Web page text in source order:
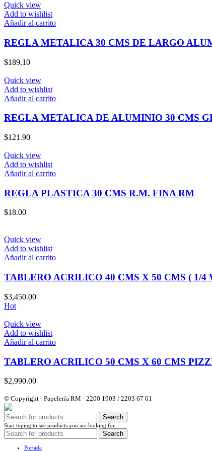
Quick view
Add to wishlist
Añadir al carrito
REGLA METALICA 30 CMS DE LARGO
$189.10
Quick view
Add to wishlist
Añadir al carrito
REGLA METALICA DE ALUMINIO 30 CMS
$121.90
Quick view
Add to wishlist
Añadir al carrito
REGLA PLASTICA 30 CMS R.M. FINA RM
$18.00
Quick view
Add to wishlist
Añadir al carrito
TABLERO ACRILICO 40 CMS X 50 CMS ( 1/
$3,450.00
Hot
Quick view
Add to wishlist
Añadir al carrito
TABLERO ACRILICO 50 CMS X 60 CMS
$2,990.00
© Copyright - Papelería RM - 2200 1903 / 2203 67 61
Search
Start typing to see products you are looking for.
Search
Portada